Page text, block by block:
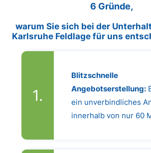
6 Gründe,
warum Sie sich bei der
Karlsruhe Feldlage für uns
Blitzschnelle
Angebotserstellung:
ein unverbindliches
innerhalb von nur 60